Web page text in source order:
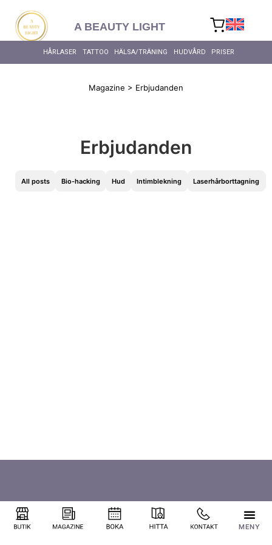
content
A BEAUTY LIGHT
HÅRLASER TATTOO HÄLSA/TRÄNING HUDVÅRD PRISER
Magazine > Erbjudanden
Erbjudanden
All posts Bio-hacking Hud Intimblekning Laserhårborttagning
Viktigt att du kommer i tid till din behandling!
Få en gratis konsultation!